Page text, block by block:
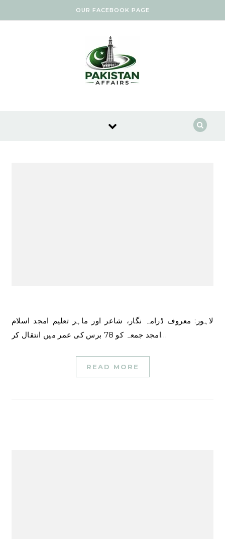
OUR FACEBOOK PAGE
لاہور: معروف ڈرامہ نگار، شاعر اور ماہر تعلیم امجد اسلام
امجد جمعہ کو 78 برس کی عمر میں انتقال کر…
READ MORE